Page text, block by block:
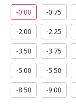
-0.00 -0.75
-2.00 -2.25
-3.50 -3.75
-5.00 -5.50
-8.50 -9.00